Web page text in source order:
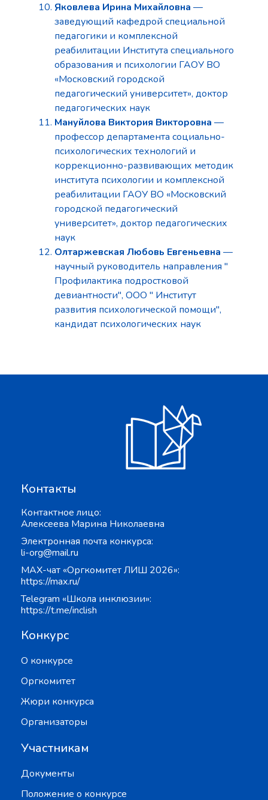
Яковлева Ирина Михайловна —
заведующий кафедрой специальной
педагогики и комплексной
реабилитации Института специального
образования и психологии ГАОУ ВО
«Московский городской
педагогический университет», доктор
педагогических наук
Мануйлова Виктория Викторовна —
профессор департамента социально-
психологических технологий и
коррекционно-развивающих методик
института психологии и комплексной
реабилитации ГАОУ ВО «Московский
городской педагогический
университет», доктор педагогических
наук
Олтаржевская Любовь Евгеньевна —
научный руководитель направления "
Профилактика подростковой
девиантности", ООО " Институт
развития психологической помощи",
кандидат психологических наук
Контакты
Контактное лицо:
Алексеева Марина Николаевна
Электронная почта конкурса:
li-org@mail.ru
MAX-чат «Оргкомитет ЛИШ 2026»:
https://max.ru/
Telegram «Школа инклюзии»:
https://t.me/inclish
Конкурс
О конкурсе
Оргкомитет
Жюри конкурса
Организаторы
Участникам
Документы
Положение о конкурсе